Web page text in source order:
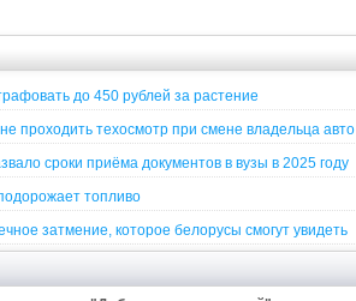
до 450 рублей за растение
проходить техосмотр при смене владельца авто
сроки приёма документов в вузы в 2025 году
топливо
затмение, которое белорусы смогут увидеть